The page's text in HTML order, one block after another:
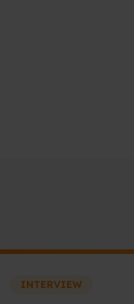
INTERVIEW